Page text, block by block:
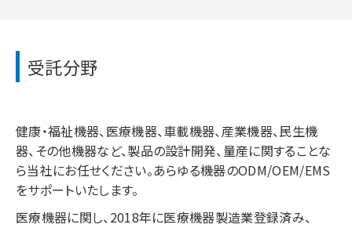
受託分野
健康・福祉機器、医療機器、車載機器、産業機器、民生機
器、その他機器など、製品の設計開発、量産に関することな
ら当社にお任せください。あらゆる機器のODM/OEM/EMS
をサポートいたします。
医療機器に関し、2018年に医療機器製造業登録済み、